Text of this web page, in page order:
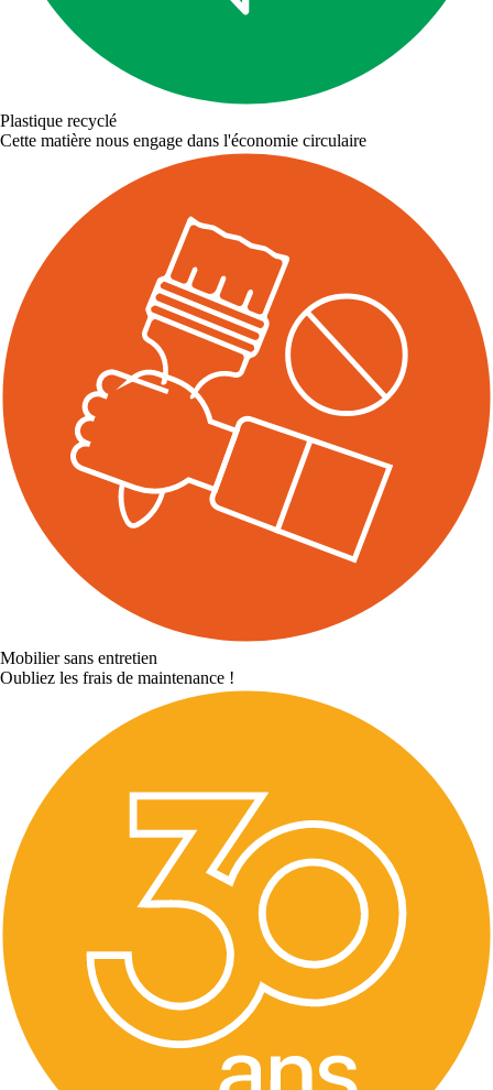
Plastique recyclé
Cette matière nous engage dans l'économie circulaire
Mobilier sans entretien
Oubliez les frais de maintenance !